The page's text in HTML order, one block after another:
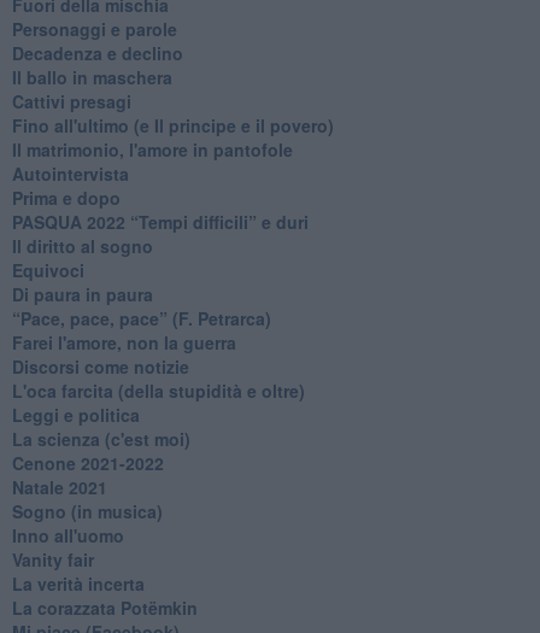
Personaggi e parole
Decadenza e declino
Il ballo in maschera
Cattivi presagi
Fino all'ultimo (e Il principe e il povero)
Il matrimonio, l'amore in pantofole
Autointervista
Prima e dopo
​PASQUA 2022 “Tempi difficili” e duri
Il diritto al sogno
Equivoci
Di paura in paura
​“Pace, pace, pace” (F. Petrarca)
Farei l'amore, non la guerra
Discorsi come notizie
L'oca farcita (della stupidità e oltre)
Leggi e politica
La scienza (c'est moi)
Cenone 2021-2022
Natale 2021
Sogno (in musica)
Inno all'uomo
Vanity fair
La verità incerta
La corazzata Potëmkin